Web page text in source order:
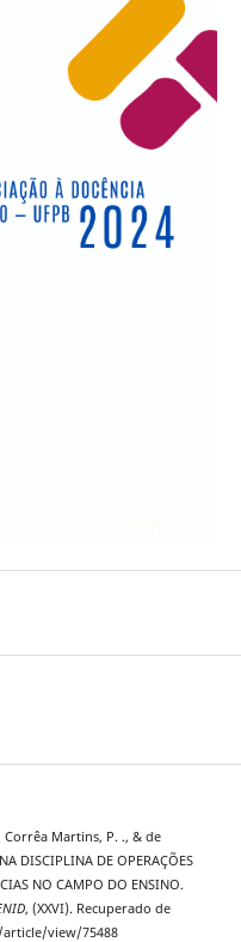
Corrêa Martins, P. ., & de
DISCIPLINA DE OPERAÇÕES
NO CAMPO DO ENSINO.
, (XXVI). Recuperado de
view/75488